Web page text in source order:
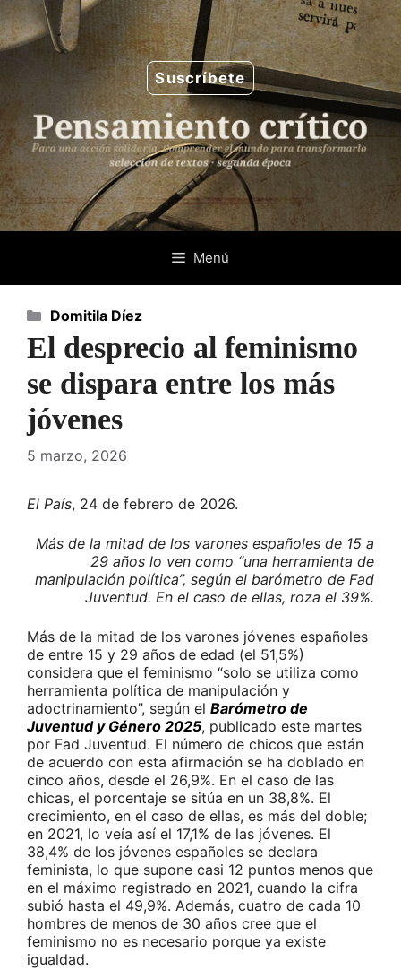
Saltar
al
contenido
Suscríbete
Menú
El desprecio al feminismo
se dispara entre los más
jóvenes
5 marzo, 2026
El País, 24 de febrero de 2026.
Más de la mitad de los varones españoles de 15 a
29 años lo ven como “una herramienta de
manipulación política”, según el barómetro de Fad
Juventud. En el caso de ellas, roza el 39%.
Más de la mitad de los varones jóvenes españoles
de entre 15 y 29 años de edad (el 51,5%)
considera que el feminismo “solo se utiliza como
herramienta política de manipulación y
adoctrinamiento”, según el Barómetro de
Juventud y Género 2025, publicado este martes
por Fad Juventud. El número de chicos que están
de acuerdo con esta afirmación se ha doblado en
cinco años, desde el 26,9%. En el caso de las
chicas, el porcentaje se sitúa en un 38,8%. El
crecimiento, en el caso de ellas, es más del doble;
en 2021, lo veía así el 17,1% de las jóvenes. El
38,4% de los jóvenes españoles se declara
feminista, lo que supone casi 12 puntos menos que
en el máximo registrado en 2021, cuando la cifra
subió hasta el 49,9%. Además, cuatro de cada 10
hombres de menos de 30 años cree que el
feminismo no es necesario porque ya existe
igualdad.
Categorías
Domitila Díez